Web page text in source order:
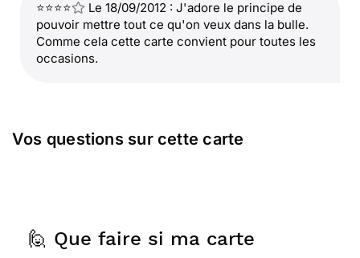
⭐⭐⭐⭐
Le 18/09/2012 : J'adore le principe de
pouvoir mettre tout ce qu'on veux dans la bulle.
Comme cela cette carte convient pour toutes les
occasions.
Vos questions sur cette carte
🙋 Que faire si ma carte